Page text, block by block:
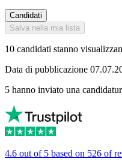
Candidati
Salva nella mia lista
10 candidati stanno
Data di pubblicazione
5 hanno inviato una
4.6 out of 5 based on 526 of